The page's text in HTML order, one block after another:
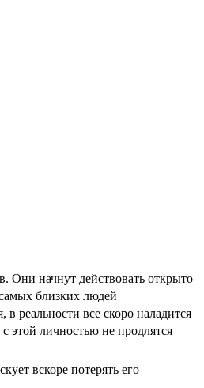
Они начнут действовать открыто
близких людей
реальности все скоро наладится
этой личностью не продлятся
вскоре потерять его